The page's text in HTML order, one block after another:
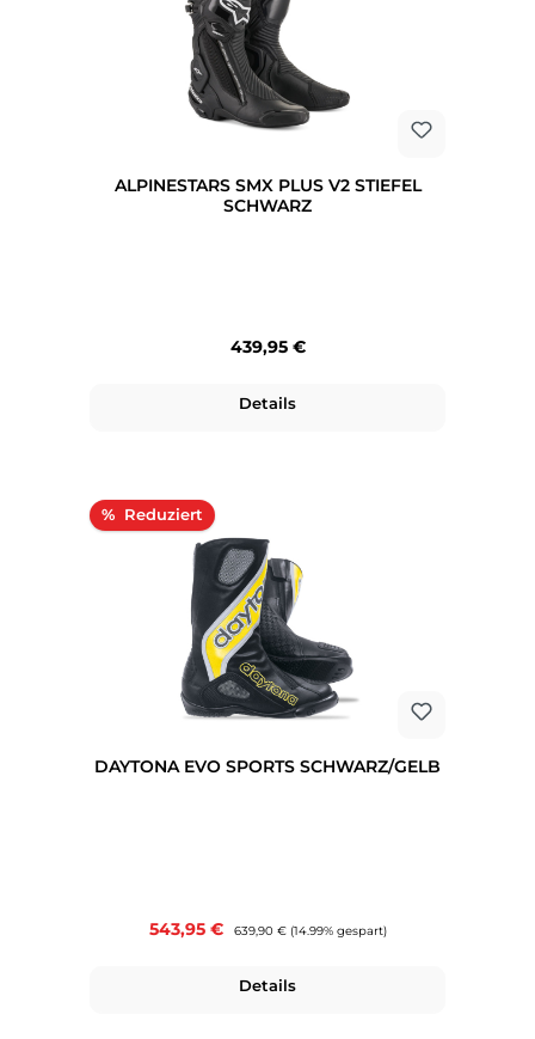
ALPINESTARS SMX PLUS V2 STIEFEL
SCHWARZ
Regulärer Preis:
439,95 €
Details
% Rabatt
DAYTONA EVO SPORTS SCHWARZ/GELB
Verkaufspreis:
543,95 € Regulärer Preis:
639,90 € (14.99% gespart)
Details